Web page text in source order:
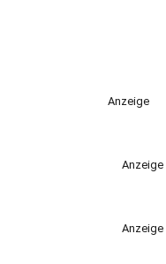
Anzeige
Anzeige
Anzeige